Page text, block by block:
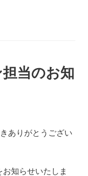
当のお知
ありがとうござい
知らせいたしま